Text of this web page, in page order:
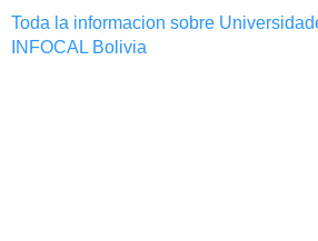
Toda la informacion sobre
INFOCAL Bolivia